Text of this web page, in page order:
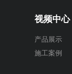
视频中心
产品展示
施工案例